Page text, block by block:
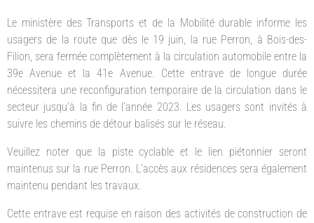
Le ministère des Transports et de la Mobilité durable informe les
usagers de la route que dès le 19 juin, la rue Perron, à Bois-des-
Filion, sera fermée complètement à la circulation automobile entre la
39e Avenue et la 41e Avenue. Cette entrave de longue durée
nécessitera une reconfiguration temporaire de la circulation dans le
secteur jusqu’à la fin de l’année 2023. Les usagers sont invités à
suivre les chemins de détour balisés sur le réseau.
Veuillez noter que la piste cyclable et le lien piétonnier seront
maintenus sur la rue Perron. L’accès aux résidences sera également
maintenu pendant les travaux.
Cette entrave est requise en raison des activités de construction de